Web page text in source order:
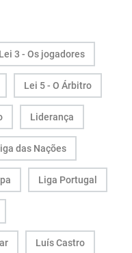
Lei 3 - Os jogadores
Lei 5 - O Árbitro
Liderança
das Nações
Liga Portugal
Luís Castro